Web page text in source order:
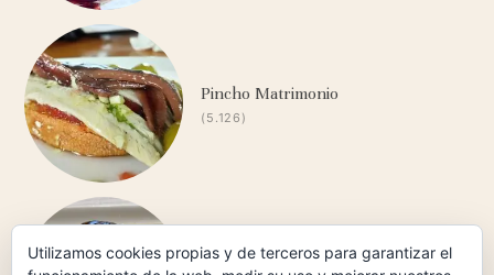
Pincho Matrimonio
(5.126)
Carrilleras Ibéricas de Bellota al
Utilizamos cookies propias y de terceros para garantizar el